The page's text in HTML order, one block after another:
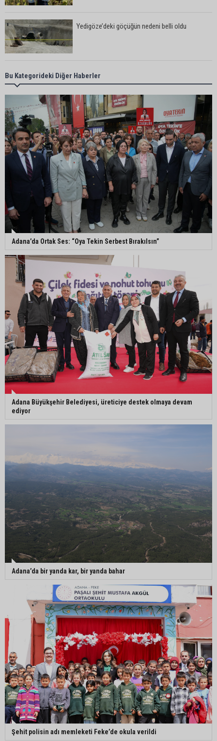
Yedigöze’deki göçüğün nedeni belli oldu
Kozan’da turunçgil zararlısına karşı biyolojik
mücadele
Yedigöze İçme Suyu Projesi çalışmalarında
göçük: 1 işçi hayatını kaybetti
Yedigöze İçme Suyu Projesi çalışmalarında
göçük meydana geldi
Müzeyyen Şevkin’den Çocuk Koruma Kanunu
Teklifi’ne eleştiri: “Öncelik ceza değil, önlemedir”
Adana’da sıcağın boyutu: Asfaltta yumurta pişti
Yeni Parti'de Seyhan İlçe Başkanlığına Mehmet
Şahin Gümüş getirildi
Bu Kategorideki Diğer Haberler
Adana’da Ortak Ses: “Oya Tekin Serbest Bırakılsın”
Adana Büyükşehir Belediyesi, üreticiye destek olmaya devam
ediyor
Adana’da bir yanda kar, bir yanda bahar
Şehit polisin adı memleketi Feke’de okula verildi